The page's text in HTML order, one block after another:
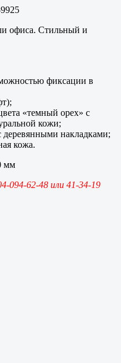
офиса. Стильный и
фиксации в
«темный орех» с
кожи;
деревянными накладками;
кожа.
мм
094-62-48 или 41-34-19